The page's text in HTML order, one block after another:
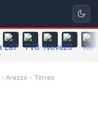
Arezzo - Torres